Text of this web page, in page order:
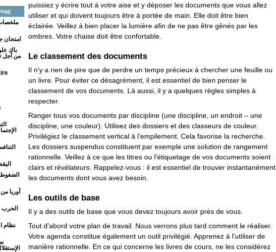
ملخصات
امتحان
من أجل
أوربا
نظام
puissiez y écrire tout à votre aise et y déposer les documents que vous allez
utiliser et qui doivent toujours être à portée de main. Elle doit être bien
éclairée. Veillez à bien placer la lumière afin de ne pas être gênés par les
ombres. Votre chaise doit être confortable.
Le classement des documents
Il n'y a rien de pire que de perdre un temps précieux à chercher une feuille ou
un livre. Pour éviter ce désagrément, il est essentiel de bien penser le
classement de vos documents. Là aussi, il y a quelques règles simples à
respecter.
Ranger tous vos documents par discipline (une discipline, un endroit – une
discipline, une couleur). Utilisez des dossiers et des classeurs de couleur.
Privilégiez le classement vertical à l'empilement. Cela favorise la recherche.
Les dossiers suspendus constituent par exemple une solution de rangement
rationnelle. Veillez à ce que les titres ou l'étiquetage de vos documents soient
clairs et révélateurs. Rappelez-vous : il est essentiel de trouver instantanément
les documents dont vous avez besoin.
Les outils de base
Il y a des outils de base que vous devez toujours avoir près de vous.
Tout d'abord votre plan de travail. Nous verrons plus tard comment le réaliser.
Votre agenda constitue également un outil privilégié. Apprenez à l'utiliser de
manière rationnelle. En ce qui concerne les livres de cours, ne les considérez